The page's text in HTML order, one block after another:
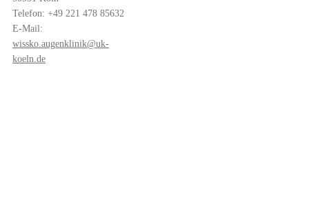
Telefon: +49 221 478 85632
E-Mail:
wissko.augenklinik@uk-
koeln.de